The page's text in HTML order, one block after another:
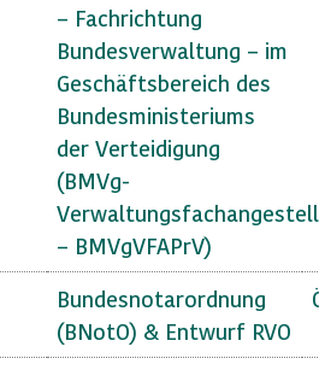
– Fachrichtung
Bundesverwaltung – im
Geschäftsbereich des
Bundesministeriums
der Verteidigung
(BMVg-
– BMVgVFAPrV)
Bundesnotarordnung
(BNotO) & Entwurf RVO